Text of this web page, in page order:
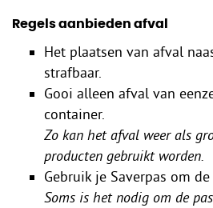
Regels aanbieden afval
Het plaatsen van afval
strafbaar.
Gooi alleen afval van
container.
Zo kan het afval weer als
producten gebruikt worden.
Gebruik je Saverpas om
Soms is het nodig om de